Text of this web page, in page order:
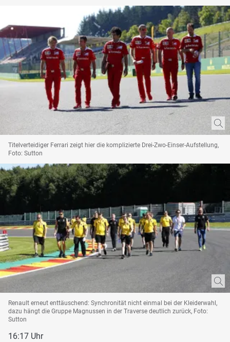
Titelverteidiger Ferrari zeigt hier die komplizierte Drei-Zwo-Einser-Aufstellung,
Foto: Sutton
Renault erneut enttäuschend: Synchronität nicht einmal bei der Kleiderwahl,
dazu hängt die Gruppe Magnussen in der Traverse deutlich zurück, Foto:
Sutton
16:17 Uhr